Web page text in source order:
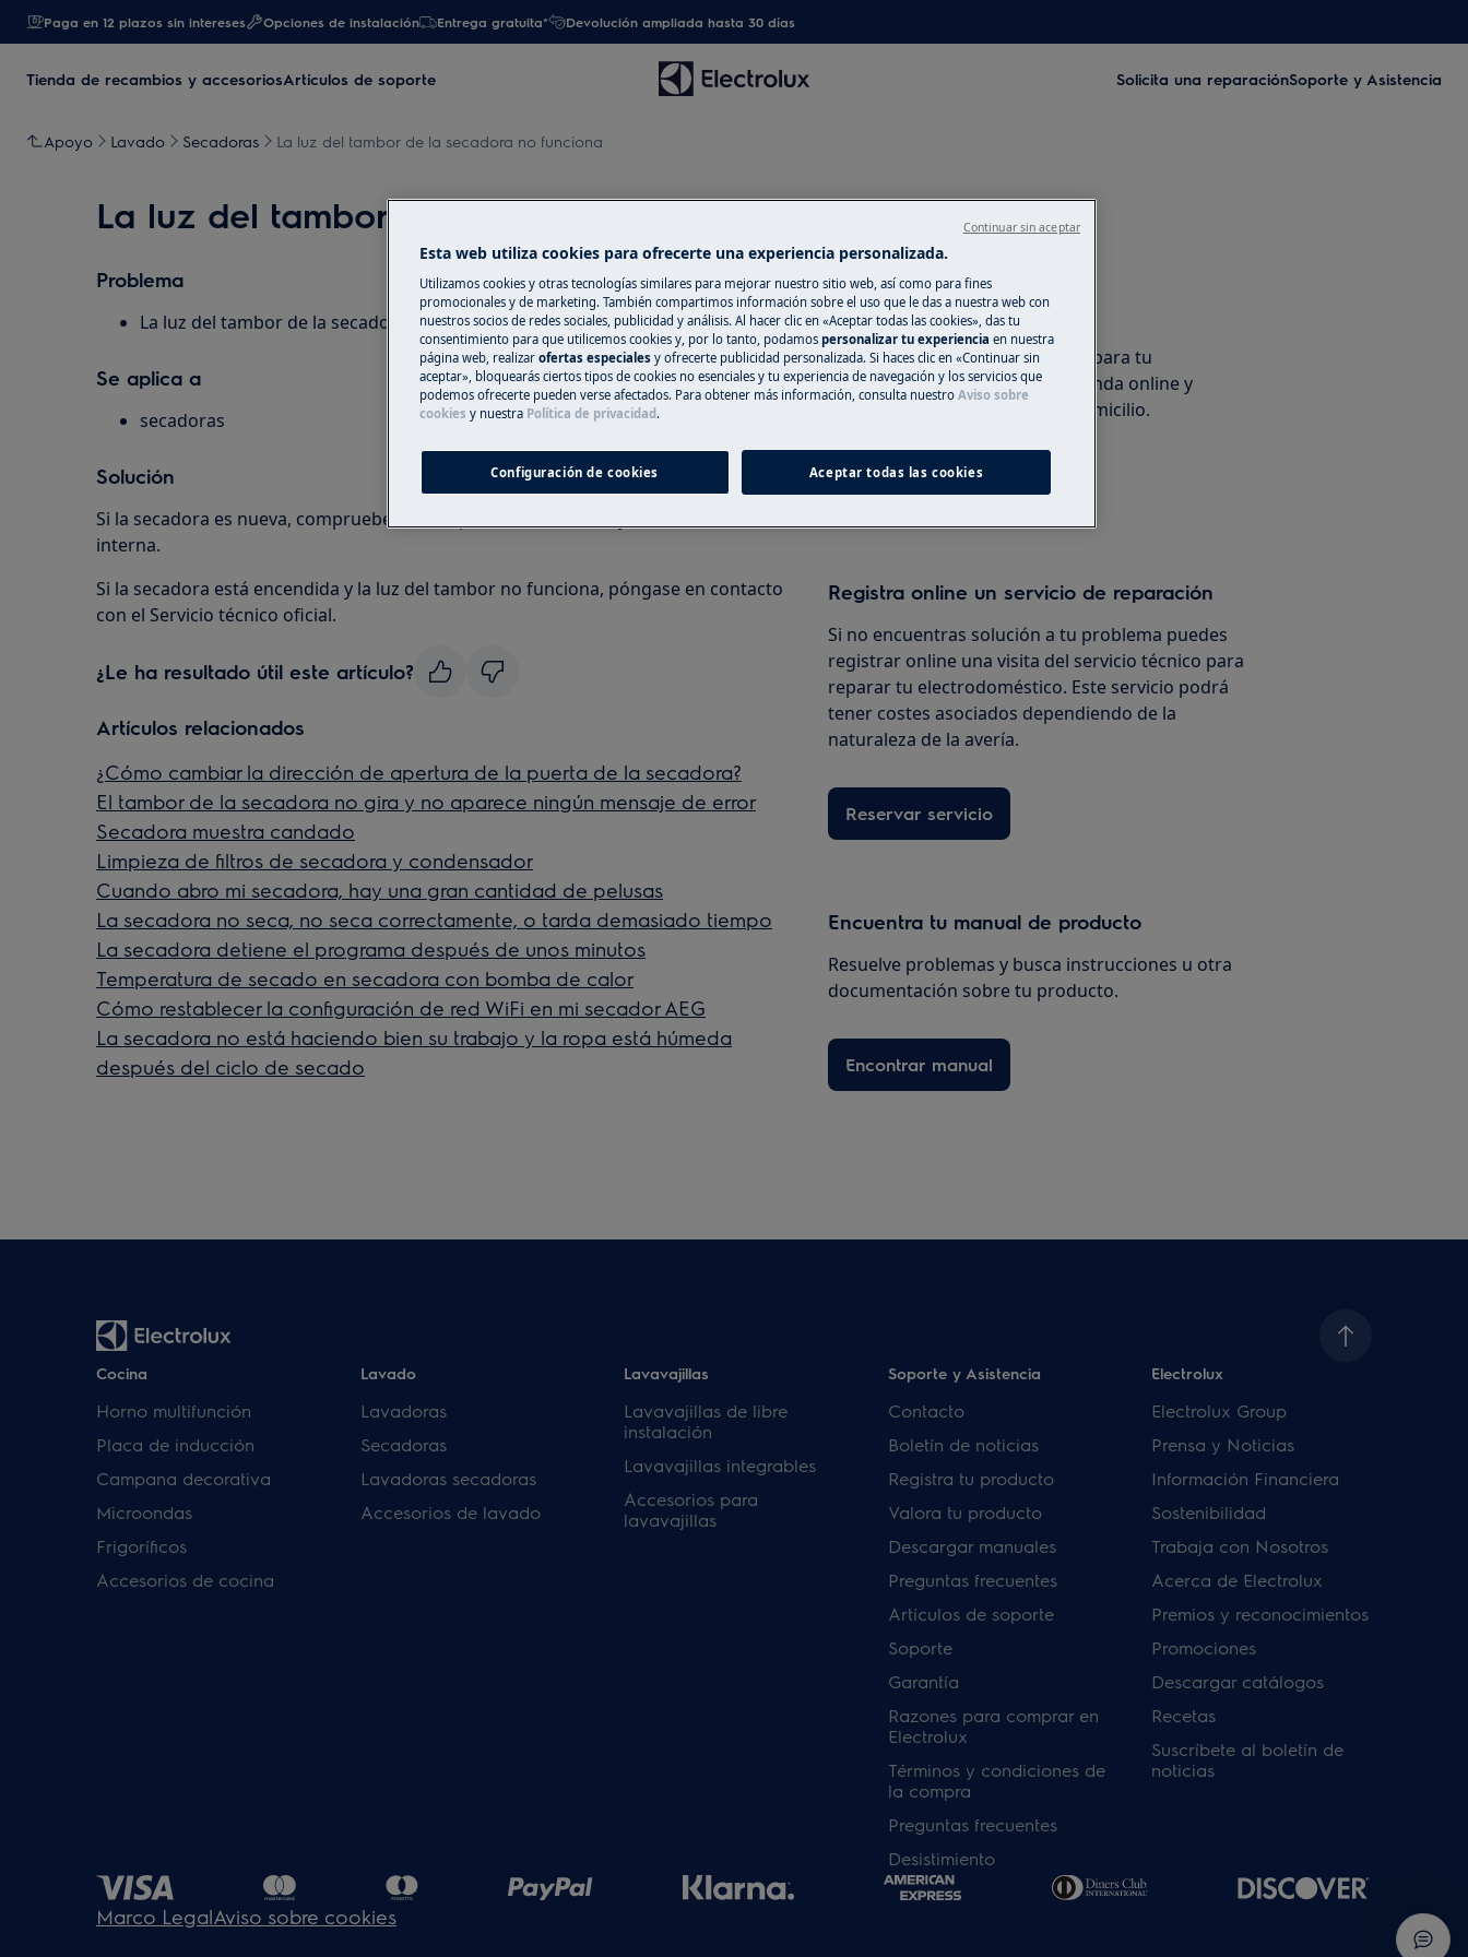
Paga en 12 plazos sin intereses Opciones de instalación Entrega gratuita* Devolución ampliada hasta 30 días
Tienda de recambios y accesoriosArtículos de soporte Solicita una reparaciónSoporte y Asistencia
Apoyo Lavado Secadoras La luz del tambor de la secadora no funciona
La luz del tambor de la secadora no funciona
Problema
La luz del tambor de la secadora no funciona
Se aplica a
secadoras
Solución
Si la secadora es nueva, compruebe en la especificación si incluye o no la luz
interna.
Si la secadora está encendida y la luz del tambor no funciona, póngase en contacto
con el Servicio técnico oficial.
¿Le ha resultado útil este artículo?
Artículos relacionados
¿Cómo cambiar la dirección de apertura de la puerta de la secadora?
El tambor de la secadora no gira y no aparece ningún mensaje de error
Secadora muestra candado
Limpieza de filtros de secadora y condensador
Cuando abro mi secadora, hay una gran cantidad de pelusas
La secadora no seca, no seca correctamente, o tarda demasiado tiempo
La secadora detiene el programa después de unos minutos
Temperatura de secado en secadora con bomba de calor
Cómo restablecer la configuración de red WiFi en mi secador AEG
La secadora no está haciendo bien su trabajo y la ropa está húmeda
después del ciclo de secado
Repuestos y Accesorios
Encuentra repuestos originales para tu
electrodoméstico en nuestra tienda online y
recíbelos directamente en tu domicilio.
A la tienda en línea
Registra online un servicio de reparación
Si no encuentras solución a tu problema puedes
registrar online una visita del servicio técnico para
reparar tu electrodoméstico. Este servicio podrá
tener costes asociados dependiendo de la
naturaleza de la avería.
Reservar servicio
Encuentra tu manual de producto
Resuelve problemas y busca instrucciones u otra
documentación sobre tu producto.
Encontrar manual
Cocina
Horno multifunción
Placa de inducción
Campana decorativa
Microondas
Frigoríficos
Accesorios de cocina
Lavado
Lavadoras
Secadoras
Lavadoras secadoras
Accesorios de lavado
Lavavajillas
Lavavajillas de libre
instalación
Lavavajillas integrables
Accesorios para
lavavajillas
Soporte y Asistencia
Contacto
Boletín de noticias
Registra tu producto
Valora tu producto
Descargar manuales
Preguntas frecuentes
Artículos de soporte
Soporte
Garantía
Razones para comprar en
Electrolux
Términos y condiciones de
la compra
Preguntas frecuentes
Desistimiento
Electrolux
Electrolux Group
Prensa y Noticias
Información Financiera
Sostenibilidad
Trabaja con Nosotros
Acerca de Electrolux
Premios y reconocimientos
Promociones
Descargar catálogos
Recetas
Suscríbete al boletín de
noticias
Marco LegalAviso sobre cookies
Esta web utiliza cookies para ofrecerte una experiencia personalizada.
Utilizamos cookies y otras tecnologías similares para mejorar nuestro sitio web, así como para fines
promocionales y de marketing. También compartimos información sobre el uso que le das a nuestra web con
nuestros socios de redes sociales, publicidad y análisis. Al hacer clic en «Aceptar todas las cookies», das tu
consentimiento para que utilicemos cookies y, por lo tanto, podamos personalizar tu experiencia en nuestra
página web, realizar ofertas especiales y ofrecerte publicidad personalizada. Si haces clic en «Continuar sin
aceptar», bloquearás ciertos tipos de cookies no esenciales y tu experiencia de navegación y los servicios que
podemos ofrecerte pueden verse afectados. Para obtener más información, consulta nuestro Aviso sobre
cookies y nuestra Política de privacidad.
Configuración de cookies Aceptar todas las cookies
Continuar sin aceptar